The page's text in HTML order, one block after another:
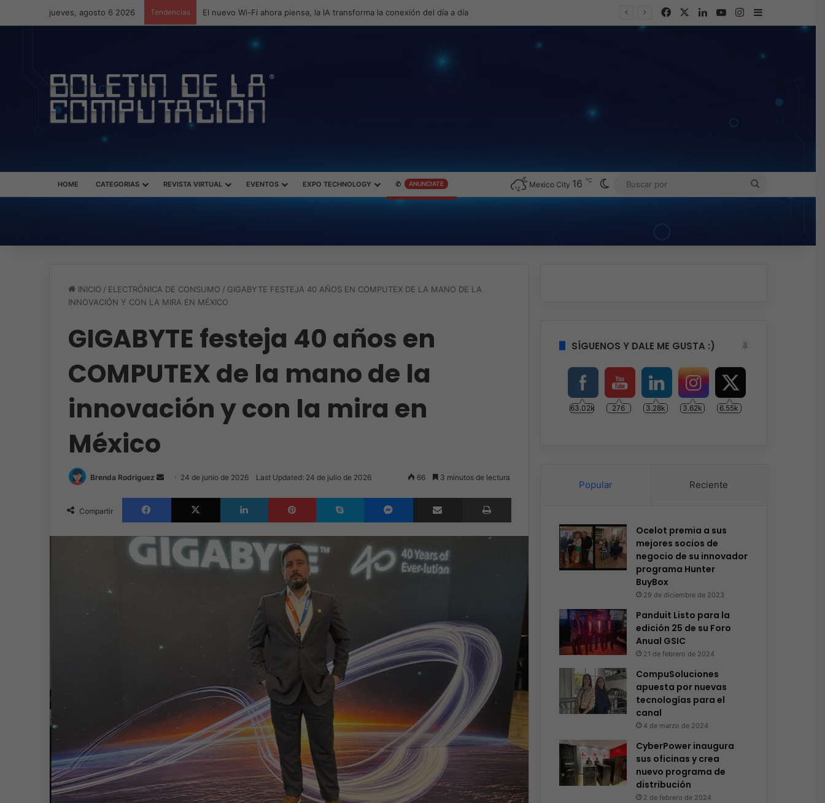
jueves, agosto 6 2026 Tendencias ASUS redefine la productividad y el gaming con la experiencia Duo FacebookLinkedInYouTubeInstagram
Barra lateral
HOME CATEGORIAS REVISTA VIRTUAL EVENTOS EXPO TECHNOLOGY ✆ ANUNCIATE Mexico City 16 ℃ Switch skin
BUSCAR
INICIO / ELECTRÓNICA DE CONSUMO / GIGABYTE FESTEJA 40 AÑOS EN COMPUTEX DE LA MANO DE LA
INNOVACIÓN Y CON LA MIRA EN MÉXICO
GIGABYTE festeja 40 años en
COMPUTEX de la mano de la
innovación y con la mira en
México
Brenda Rodriguez
Send 24 de junio de 2026 Last Updated: 24 de julio de 2026 66 3 minutos de lectura
Compartir
Facebook X LinkedIn Pinterest Skype Messenger Compartir por correo electrónico Imprimir
SÍGUENOS Y DALE ME GUSTA :)
63.02k 276 3.28k 3.62k 6.55k
Popular Reciente
Ocelot premia a sus
mejores socios de
negocio de su innovador
programa Hunter
BuyBox
29 de diciembre de 2023
Panduit Listo para la
edición 25 de su Foro
Anual GSIC
21 de febrero de 2024
CompuSoluciones
apuesta por nuevas
tecnologías para el
canal
4 de marzo de 2024
CyberPower inaugura
sus oficinas y crea
nuevo programa de
distribución
2 de febrero de 2024